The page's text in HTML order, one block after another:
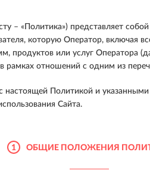
– «Политика») представляет
которую Оператор, включая
продуктов или услуг
отношений с одним из
настоящей Политикой и
Сайта.
1 ОБЩИЕ ПОЛОЖЕНИЯ